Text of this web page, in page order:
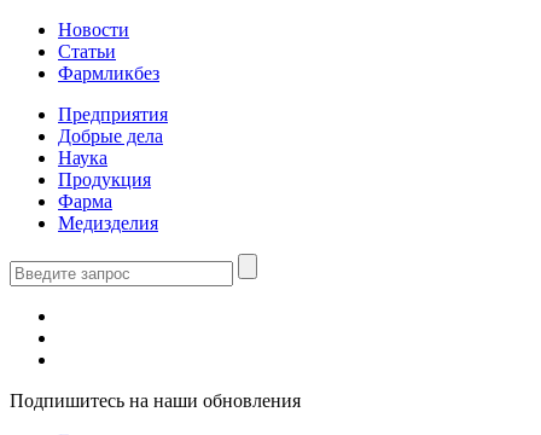
Новости
Статьи
Фармликбез
Предприятия
Добрые дела
Наука
Продукция
Фарма
Медизделия
Подпишитесь на наши обновления